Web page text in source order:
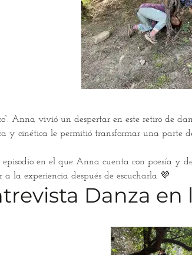
Anna vivió un despertar en este retiro de
y cinética le permitió transformar una parte
en el que Anna cuenta con poesía y
la experiencia después de escucharla 💜
Danza